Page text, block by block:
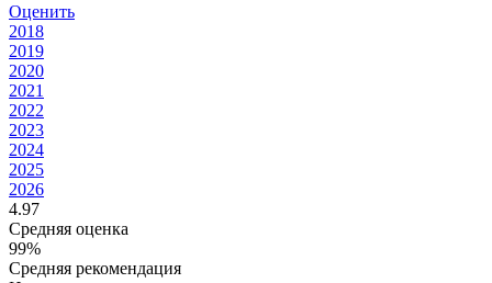
Оценить
2018
2019
2020
2021
2022
2023
2024
2025
2026
4.97
Средняя оценка
99%
Средняя рекомендация